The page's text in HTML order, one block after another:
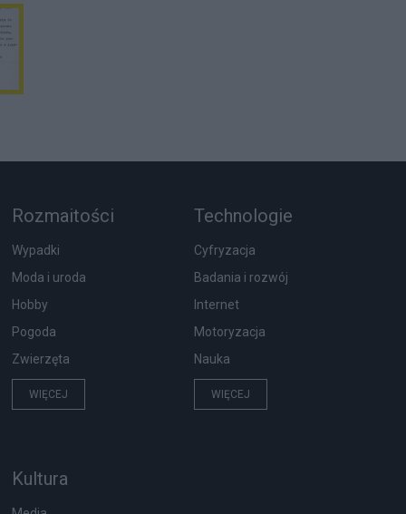
Rozmaitości
Wypadki
Moda i uroda
Hobby
Pogoda
Zwierzęta
WIĘCEJ
Technologie
Cyfryzacja
Badania i rozwój
Internet
Motoryzacja
Nauka
WIĘCEJ
Kultura